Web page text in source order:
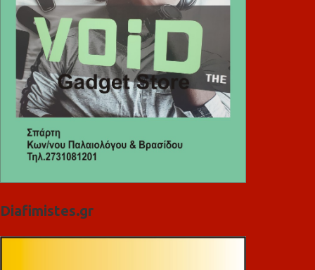
Diafimistes.gr